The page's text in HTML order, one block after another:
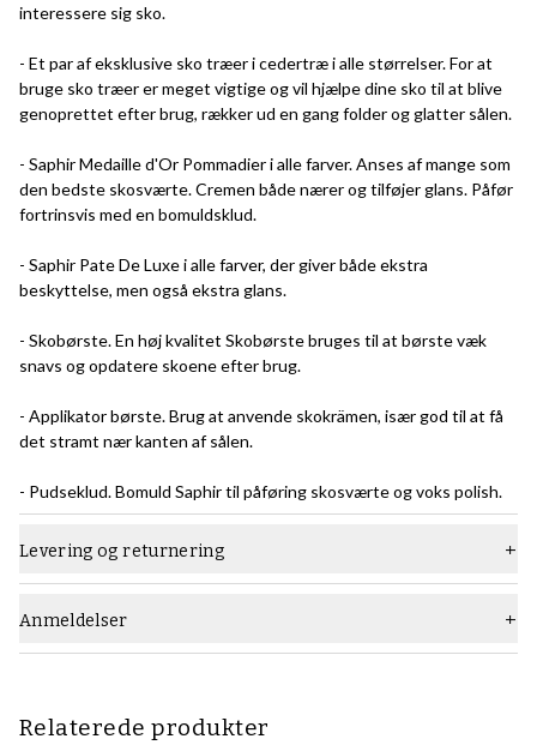
interessere sig sko.
- Et par af eksklusive sko træer i cedertræ i alle størrelser. For at
bruge sko træer er meget vigtige og vil hjælpe dine sko til at blive
genoprettet efter brug, rækker ud en gang folder og glatter sålen.
- Saphir Medaille d'Or Pommadier i alle farver. Anses af mange som
den bedste skosværte. Cremen både nærer og tilføjer glans. Påfør
fortrinsvis med en bomuldsklud.
- Saphir Pate De Luxe i alle farver, der giver både ekstra
beskyttelse, men også ekstra glans.
- Skobørste. En høj kvalitet Skobørste bruges til at børste væk
snavs og opdatere skoene efter brug.
- Applikator børste. Brug at anvende skokrämen, især god til at få
det stramt nær kanten af ​​sålen.
- Pudseklud. Bomuld Saphir til påføring skosværte og voks polish.
Levering og returnering
Anmeldelser
Relaterede produkter